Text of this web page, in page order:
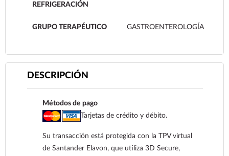
REFRIGERACIÓN
GRUPO TERAPÉUTICO GASTROENTEROLOGÍA
DESCRIPCIÓN
Métodos de pago
Tarjetas de crédito y débito.
Su transacción está protegida con la TPV virtual
de Santander Elavon, que utiliza 3D Secure,